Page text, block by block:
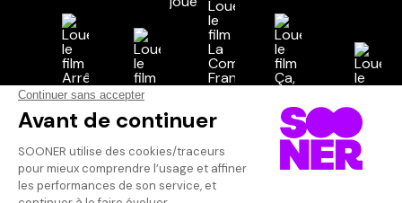
Vos avis
Donnez votre avis